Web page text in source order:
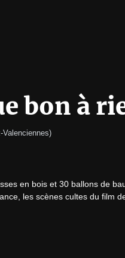
bon à
Valenciennes)
en bois et 30 ballons de
les scènes cultes du film